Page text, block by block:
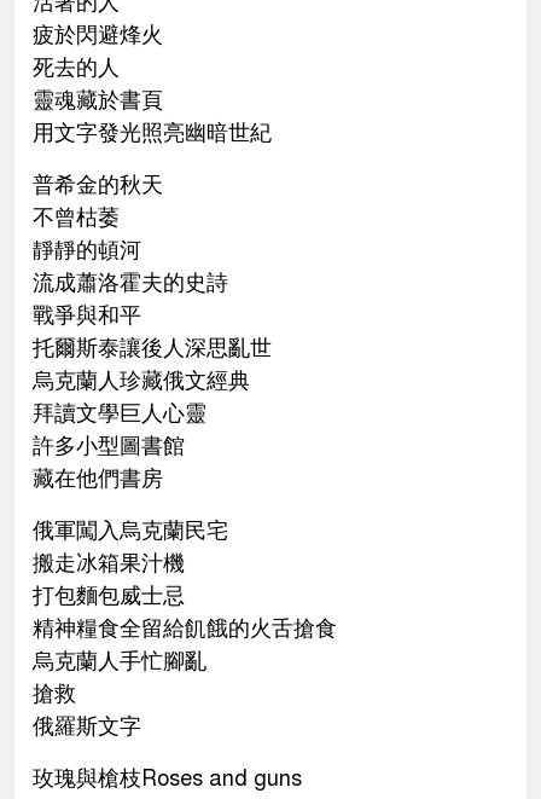
疲於閃避烽火
死去的人
靈魂藏於書頁
用文字發光照亮幽暗世紀
普希金的秋天
不曾枯萎
靜靜的頓河
流成蕭洛霍夫的史詩
戰爭與和平
托爾斯泰讓後人深思亂世
烏克蘭人珍藏俄文經典
拜讀文學巨人心靈
許多小型圖書館
藏在他們書房
俄軍闖入烏克蘭民宅
搬走冰箱果汁機
打包麵包威士忌
精神糧食全留給飢餓的火舌搶食
烏克蘭人手忙腳亂
搶救
俄羅斯文字
玫瑰與槍枝Roses and guns